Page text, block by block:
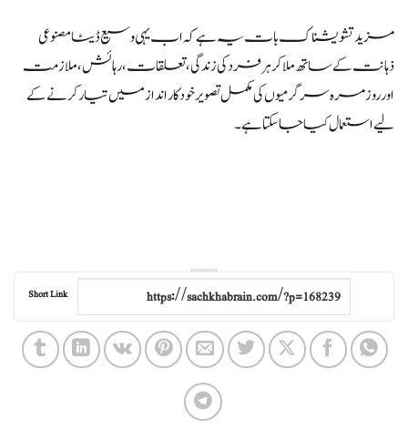
مزید تشویشناک بات یہ ہے کہ اب یہی وسیع ڈیٹا مصنوعی
ذہانت کے ساتھ ملا کر ہر فرد کی زندگی، تعلقات، رہائش، ملازمت
اور روزمرہ سرگرمیوں کی مکمل تصویر خودکار انداز میں تیار کرنے کے
لیے استعمال کیا جا سکتا ہے۔
Short Link